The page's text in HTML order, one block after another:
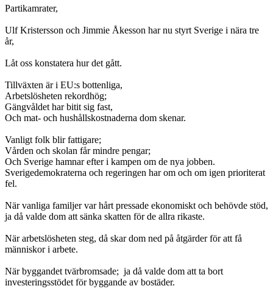
Partikamrater,
Ulf Kristersson och Jimmie Åkesson har nu styrt Sverige i nära tre
år,
Låt oss konstatera hur det gått.
Tillväxten är i EU:s bottenliga,
Arbetslösheten rekordhög;
Gängvåldet har bitit sig fast,
Och mat- och hushållskostnaderna dom skenar.
Vanligt folk blir fattigare;
Vården och skolan får mindre pengar;
Och Sverige hamnar efter i kampen om de nya jobben.
Sverigedemokraterna och regeringen har om och om igen prioriterat
fel.
När vanliga familjer var hårt pressade ekonomiskt och behövde stöd,
ja då valde dom att sänka skatten för de allra rikaste.
När arbetslösheten steg, då skar dom ned på åtgärder för att få
människor i arbete.
När byggandet tvärbromsade; ja då valde dom att ta bort
investeringsstödet för byggande av bostäder.